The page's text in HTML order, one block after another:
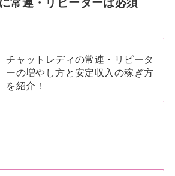
常連・リピーターは必須
チャットレディの常連・リピータ
ーの増やし方と安定収入の稼ぎ方
を紹介！